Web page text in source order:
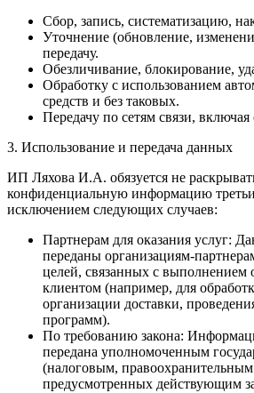
Сбор, запись, систематизацию,
Уточнение (обновление,
передачу.
Обезличивание, блокирование,
Обработку с использованием
средств и без таковых.
Передачу по сетям связи, включая
3. Использование и передача данных
ИП Ляхова И.А. обязуется не
конфиденциальную информацию
исключением следующих случаев:
Партнерам для оказания услуг:
переданы организациям-
целей, связанных с выполнением
клиентом (например, для
организации доставки,
программ).
По требованию закона:
передана уполномоченным
(налоговым,
предусмотренных действующим